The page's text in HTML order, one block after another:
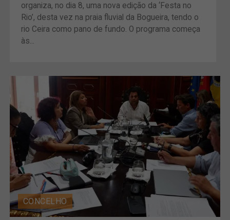
organiza, no dia 8, uma nova edição da ‘Festa no
Rio’, desta vez na praia fluvial da Bogueira, tendo o
rio Ceira como pano de fundo. O programa começa
às...
CONCELHO